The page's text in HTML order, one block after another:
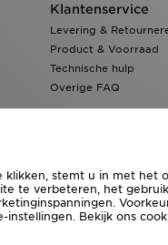
Klantenservice
Levering &
Product & Voorraad
Technische hulp
Overige FAQ
rechten voorbehouden.
stemt u in met het
te verbeteren, het
instellingen. Bekijk ons